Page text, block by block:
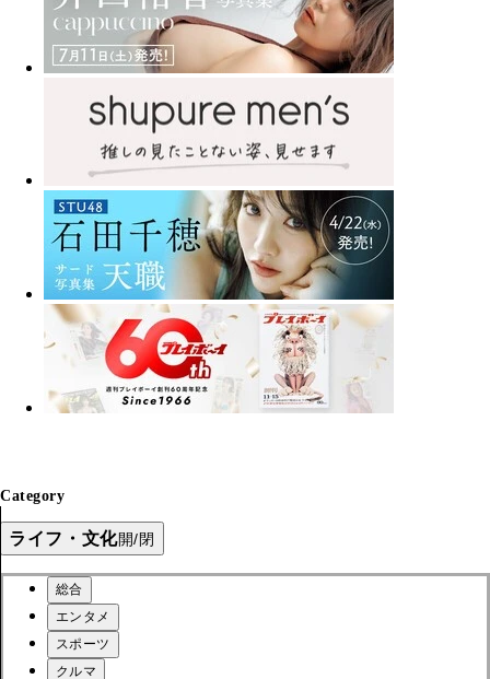
Category
ライフ・文化開/閉
総合
エンタメ
スポーツ
クルマ